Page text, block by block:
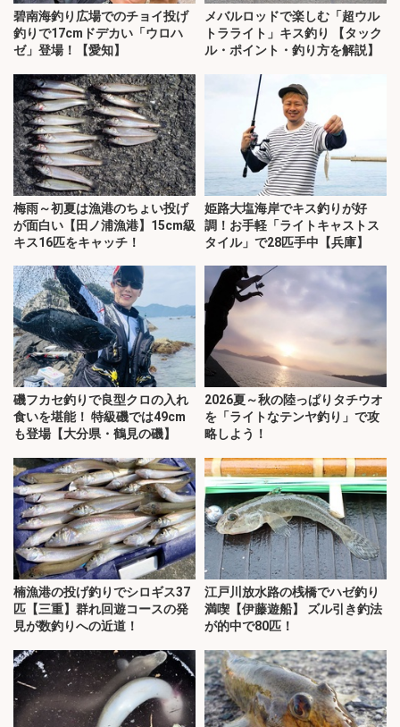
碧南海釣り広場でのチョイ投げ
釣りで17cmドデカい「ウロハ
ゼ」登場！【愛知】
メバルロッドで楽しむ「超ウル
トラライト」キス釣り 【タック
ル・ポイント・釣り方を解説】
梅雨～初夏は漁港のちょい投げ
が面白い【田ノ浦漁港】15cm級
キス16匹をキャッチ！
姫路大塩海岸でキス釣りが好
調！お手軽「ライトキャストス
タイル」で28匹手中【兵庫】
磯フカセ釣りで良型クロの入れ
食いを堪能！ 特級磯では49cm
も登場【大分県・鶴見の磯】
2026夏～秋の陸っぱりタチウオ
を「ライトなテンヤ釣り」で攻
略しよう！
楠漁港の投げ釣りでシロギス37
匹【三重】群れ回遊コースの発
見が数釣りへの近道！
江戸川放水路の桟橋でハゼ釣り
満喫【伊藤遊船】 ズル引き釣法
が的中で80匹！